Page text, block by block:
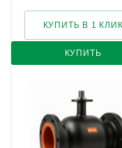
КУПИТЬ
КУПИТЬ В 1 КЛИК